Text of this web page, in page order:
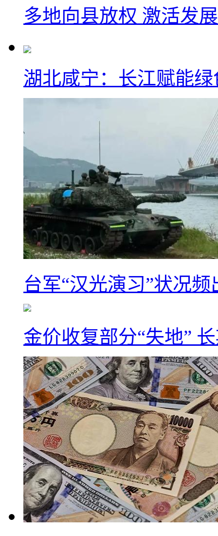
多地向县放权 激活发
湖北咸宁：长江赋能
台军“汉光演习”状况
金价收复部分“失地”